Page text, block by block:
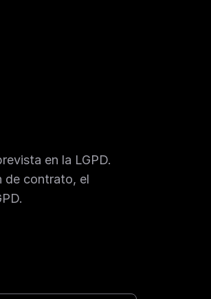
en la LGPD.
de contrato, el